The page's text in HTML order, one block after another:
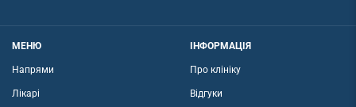
МЕНЮ
Напрями
Лікарі
ІНФОРМАЦІЯ
Про клініку
Відгуки